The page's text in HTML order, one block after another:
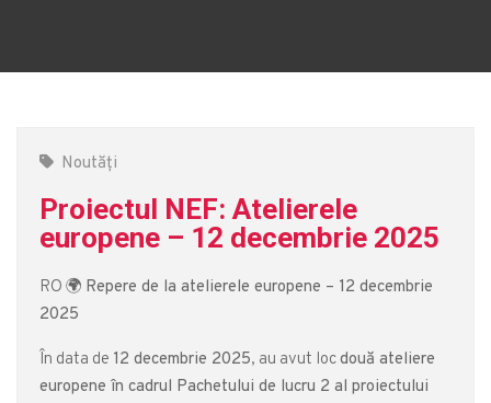
Noutăți
Proiectul NEF: Atelierele
europene – 12 decembrie 2025
RO 🌍 Repere de la atelierele europene – 12 decembrie
2025
În data de 12 decembrie 2025, au avut locdouă ateliere
europene în cadrul Pachetului de lucru 2 al proiectului